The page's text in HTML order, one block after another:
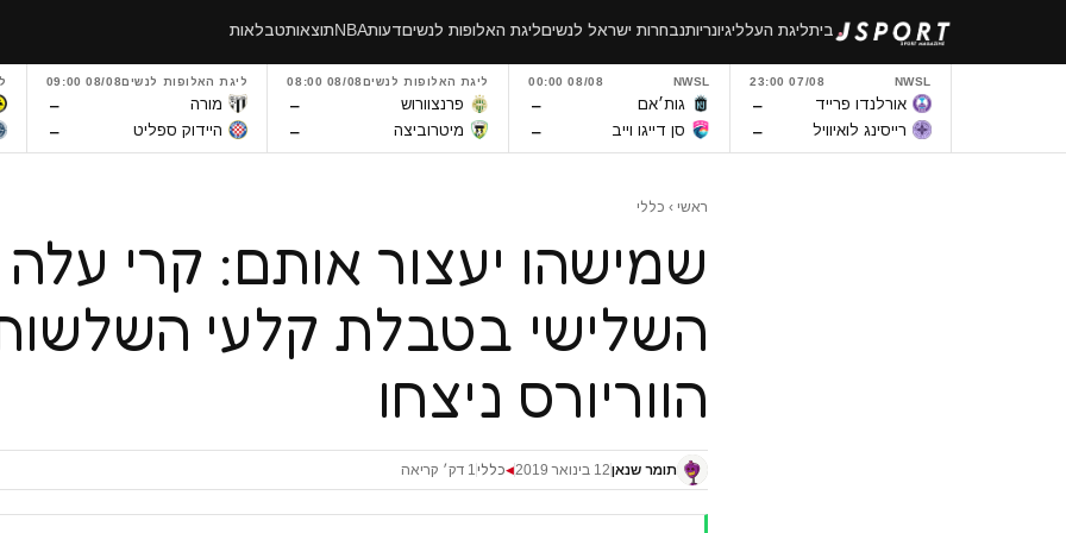
ביתליגת העלליגיונריותנבחרות ישראל לנשיםליגת האלופות לנשיםדעותNBAתוצאותטבלאות
NWSL
07/08 23:00
אורלנדו פרייד –
רייסינג לואיוויל –
NWSL
08/08 00:00
גות׳אם –
סן דייגו וייב –
ליגת האלופות לנשים08/08 08:00
פרנצוורוש –
מיטרוביצה –
ליגת האלופות לנשים08/08 09:00
מורה –
היידוק ספליט –
ראשי › כללי
שמישהו יעצור אותם: קרי
השלישי בטבלת קלעי
הווריורס ניצחו
תומר שנאן12 בינואר 2019 ◀כללי 1 דק׳ קריאה